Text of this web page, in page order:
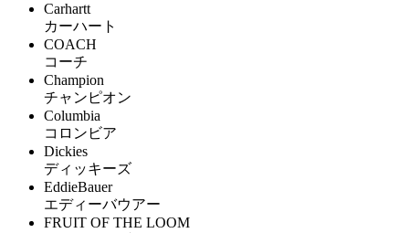
Carhartt
カーハート
COACH
コーチ
Champion
チャンピオン
Columbia
コロンビア
Dickies
ディッキーズ
EddieBauer
エディーバウアー
FRUIT OF THE LOOM